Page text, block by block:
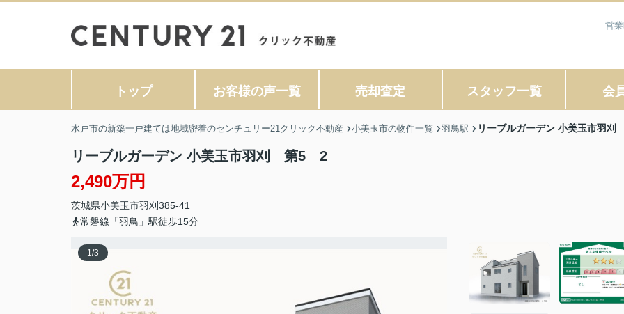
営
トップ お客様の声一覧 売却査定 スタッフ一覧 会
水戸市の新築一戸建ては地域密着のセンチュリー21クリック不動産 小美玉市の物件一覧 羽鳥駅 リーブルガーデン 小美玉市羽
リーブルガーデン 小美玉市羽刈 第5 2
2,490万円
茨城県小美玉市羽刈 385-41
常磐線「羽鳥」駅徒歩15分
1/3